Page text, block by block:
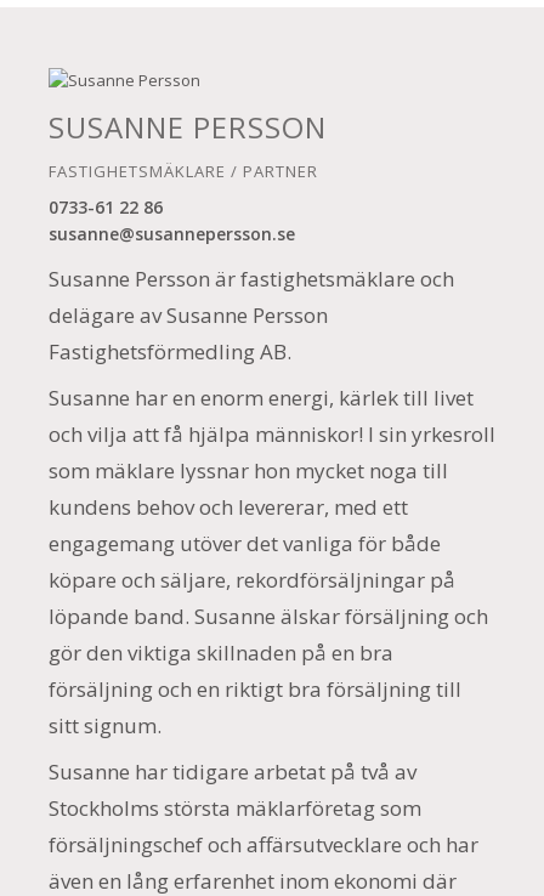
SUSANNE PERSSON
FASTIGHETSMÄKLARE / PARTNER
0733-61 22 86
susanne@susannepersson.se
Susanne Persson är fastighetsmäklare och
delägare av Susanne Persson
Fastighetsförmedling AB.
Susanne har en enorm energi, kärlek till livet
och vilja att få hjälpa människor! I sin yrkesroll
som mäklare lyssnar hon mycket noga till
kundens behov och levererar, med ett
engagemang utöver det vanliga för både
köpare och säljare, rekordförsäljningar på
löpande band. Susanne älskar försäljning och
gör den viktiga skillnaden på en bra
försäljning och en riktigt bra försäljning till
sitt signum.
Susanne har tidigare arbetat på två av
Stockholms största mäklarföretag som
försäljningschef och affärsutvecklare och har
även en lång erfarenhet inom ekonomi där